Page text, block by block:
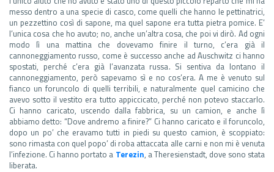
messo dentro a una specie di casco, come quelli che hanno le pettinatrici,
un pezzettino così di sapone, ma quel sapone era tutta pietra pomice. E’
l’unica cosa che ho avuto; no, anche un’altra cosa, che poi vi dirò. Ad ogni
modo lì una mattina che dovevamo finire il turno, c’era già il
cannoneggiamento russo, come è successo anche ad Auschwitz ci hanno
spostati, perché c’era già l’avanzata russa. Si sentiva da lontano il
cannoneggiamento, però sapevamo sì e no cos’era. A me è venuto sul
fianco un foruncolo di quelli terribili, e naturalmente quel camicino che
avevo sotto il vestito era tutto appiccicato, perché non potevo staccarlo.
Ci hanno caricato, uscendo dalla fabbrica, su un camion, e anche lì
abbiamo detto: “Dove andremo a finire?” Ci hanno caricato e il foruncolo,
dopo un po’ che eravamo tutti in piedi su questo camion, è scoppiato:
sono rimasta con quel popo’ di roba attaccata alle carni e non mi è venuta
l’infezione. Ci hanno portato a Terezin, a Theresienstadt, dove sono stata
liberata.